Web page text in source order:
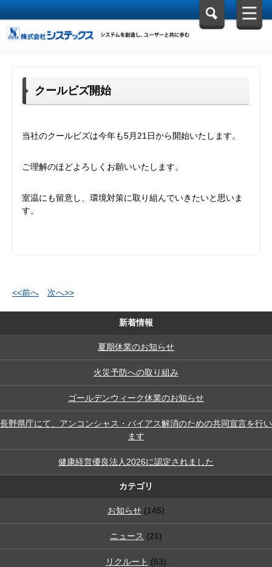
クールビズ開始
当社のクールビズは今年も5月21日から開始いたします。
ご理解のほどよろしくお願いいたします。
室温にも留意し、環境対策に取り組んでいきたいと思いま
す。
<<前へ 次へ>>
新着情報
夏期休業のお知らせ
火災予防への取り組み
ゴールデンウィーク休業のお知らせ
長野県庁にて、アンコンシャス・バイアス解消のための共同宣言を行い
ます
健康経営優良法人2026に認定されました
カテゴリ
お知らせ (145)
ニュース (21)
リクルート (53)